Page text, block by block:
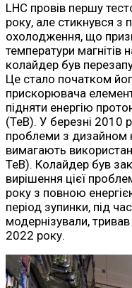
LHC провів першу
року, але стикнувся з
охолодження, що
температури магнітів
колайдер був
Це стало початком
прискорювача
підняти енергію
(ТеВ). У березні 2010
проблеми з дизайном
вимагають
ТеВ). Колайдер був
вирішення цієї
року з повною
період зупинки, під
модернізували,
2022 року.